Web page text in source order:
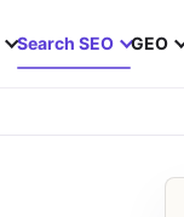
Search SEO GEO